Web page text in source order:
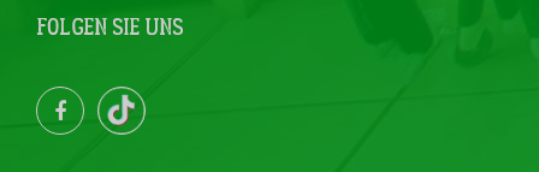
FOLGEN SIE UNS